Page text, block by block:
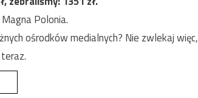
Polonia.
ośrodków medialnych? Nie zwlekaj więc,